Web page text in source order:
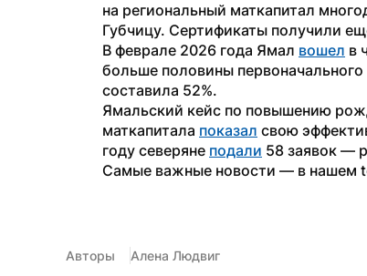
на региональный маткапитал
Губчицу. Сертификаты получили
В феврале 2026 года Ямал вошел в
больше половины
составила 52%.
Ямальский кейс по повышению
маткапитала показал свою
году северяне подали 58 заявок —
Самые важные новости — в нашем
Авторы Алена Людвиг